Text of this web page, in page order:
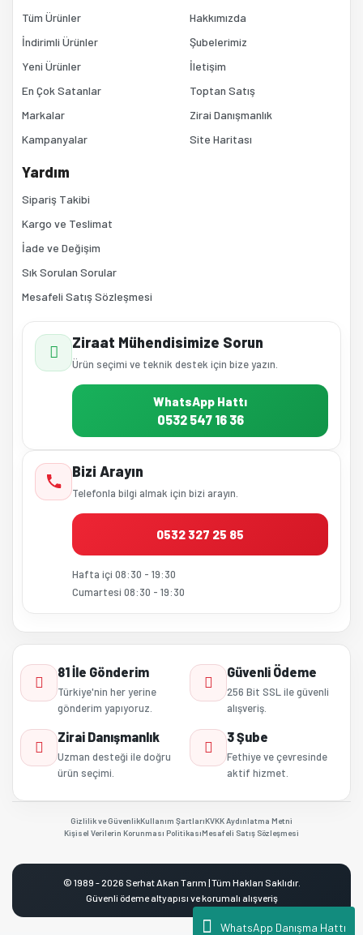
WhatsApp Danışma Hattı
Gönder
Tüm Ürünler
İndirimli Ürünler
Yeni Ürünler
En Çok Satanlar
Markalar
Kampanyalar
Hakkımızda
Şubelerimiz
İletişim
Toptan Satış
Zirai Danışmanlık
Site Haritası
Yardım
Sipariş Takibi
Kargo ve Teslimat
İade ve Değişim
Sık Sorulan Sorular
Mesafeli Satış Sözleşmesi
Ziraat Mühendisimize Sorun
Ürün seçimi ve teknik destek için bize yazın.
WhatsApp Hattı
0532 547 16 36
Bizi Arayın
Telefonla bilgi almak için bizi arayın.
0532 327 25 85
Hafta içi 08:30 - 19:30
Cumartesi 08:30 - 19:30
81 İle Gönderim
Türkiye'nin her yerine
gönderim yapıyoruz.
Güvenli Ödeme
256 Bit SSL ile güvenli
alışveriş.
Zirai Danışmanlık
Uzman desteği ile doğru
ürün seçimi.
3 Şube
Fethiye ve çevresinde
aktif hizmet.
Gizlilik ve GüvenlikKullanım ŞartlarıKVKK Aydınlatma Metni
Kişisel Verilerin Korunması PolitikasıMesafeli Satış Sözleşmesi
© 1989 - 2026 Serhat Akan Tarım | Tüm Hakları Saklıdır.
Güvenli ödeme altyapısı ve korumalı alışveriş